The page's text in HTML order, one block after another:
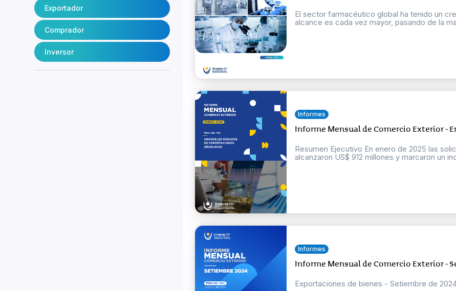
Exportador
Comprador
Inversor
El sector farmacéutico global ha tenido un
alcance es cada vez mayor, pasando de la
Informes
Informe Mensual de Comercio Exterior -
Resumen Ejecutivo En enero de 2025 las
alcanzaron US$ 912 millones y marcaron un
Informes
Informe Mensual de Comercio Exterior -
Exportaciones de bienes - Setiembre de